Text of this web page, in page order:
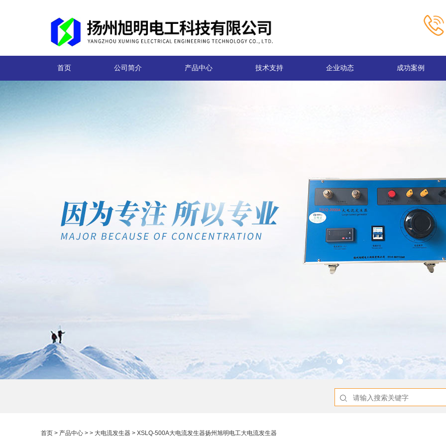
首页 公司简介 产品中心 技术支持 企业动态 成功案例
首页 > 产品中心 > > 大电流发生器 > XSLQ-500A大电流发生器扬州旭明电工大电流发生器